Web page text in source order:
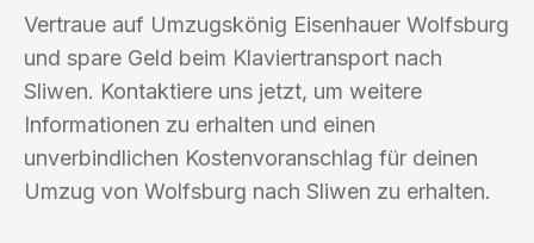
Vertraue auf Umzugskönig Eisenhauer Wolfsburg
und spare Geld beim Klaviertransport nach
Sliwen. Kontaktiere uns jetzt, um weitere
Informationen zu erhalten und einen
unverbindlichen Kostenvoranschlag für deinen
Umzug von Wolfsburg nach Sliwen zu erhalten.